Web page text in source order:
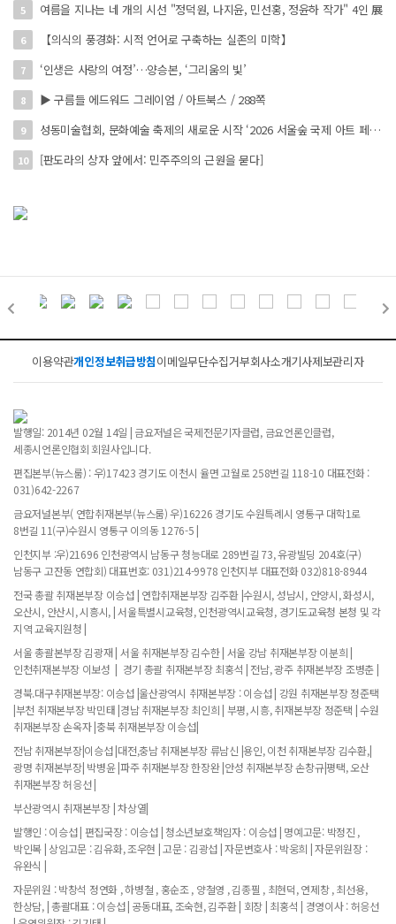
5 여름을 지나는 네 개의 시선 "정덕원, 나지윤, 민선홍, 정윤하 작가" 4인 展
6 【의식의 풍경화: 시적 언어로 구축하는 실존의 미학】
7 ‘인생은 사랑의 여정’…양승본, ‘그리움의 빛’
8 ▶ 구름들 에드워드 그레이엄 / 아트북스 / 288쪽
9 성동미술협회, 문화예술 축제의 새로운 시작 ‘2026 서울숲 국제 아트 페스타’ 개최
10 [판도라의 상자 앞에서: 민주주의의 근원을 묻다]
이용약관개인정보취급방침이메일무단수집거부회사소개기사제보관리자
발행일: 2014년 02월 14일 | 금요저널은 국제전문기자클럽, 금요언론인클럽,
세종시언론인협회 회원사입니다.
편집본부(뉴스룸) : 우)17423 경기도 이천시 율면 고월로 258번길 118-10 대표전화 :
031)642-2267
금요저널본부( 연합취재본부(뉴스룸) 우)16226 경기도 수원특례시 영통구 대학1로
8번길 11(구)수원시 영통구 이의동 1276-5 |
인천지부 :우)21696 인천광역시 남동구 청능대로 289번길 73, 유광빌딩 204호(구)
남동구 고잔동 연합회) 대표번호: 031)214-9978 인천지부 대표전화 032)818-8944
전국 총괄 취재본부장 이승섭 | 연합취재본부장 김주환 |수원시, 성남시, 안양시, 화성시,
오산시, 안산시, 시흥시, | 서울특별시교육청, 인천광역시교육청, 경기도교육청 본청 및 각
지역 교육지원청 |
서울 총괄본부장 김광재 | 서울 취재본부장 김수한 | 서울 강남 취재본부장 이분희 |
인천취재본부장 이보성 | 경기 총괄 취재본부장 최홍석 | 전남, 광주 취재본부장 조병춘 |
경북.대구취재본부장: 이승섭 |울산광역시 취재본부장 : 이승섭 | 강원 취재본부장 정준택
|부천 취재본부장 박민태 |경남 취재본부장 최인희 | 부평, 시흥, 취재본부장 정준택 | 수원
취재본부장 손옥자 |충북 취재본부장 이승섭|
전남 취재본부장|이승섭 |대전,충남 취재본부장 류남신 |용인, 이천 취재본부장 김수환,|
광명 취재본부장| 박병윤 |파주 취재본부장 한장완 |안성 취재본부장 손창규|평택, 오산
취재본부장 허응선 |
부산광역시 취재본부장 | 차상열|
발행인 : 이승섭 | 편집국장 : 이승섭 | 청소년보호책임자 : 이승섭 | 명예고문: 박정진 ,
박인복 | 상임고문 : 김유화, 조우현 | 고문 : 김광섭 | 자문변호사 : 박웅희 | 자문위원장 :
유완식 |
자문위원 : 박창석 정연화 , 하병철 , 홍순조 , 양철영 , 김종필 , 최현덕, 연제창 , 최선용,
한상담, | 총괄대표 : 이승섭 | 공동대표, 조숙현, 김주환 | 회장 | 최홍석 | 경영이사 : 허응선